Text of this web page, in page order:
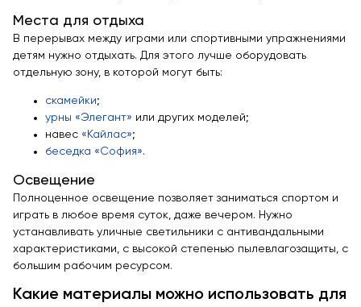
Места для отдыха
В перерывах между играми или спортивными упражнениями
детям нужно отдыхать. Для этого лучше оборудовать
отдельную зону, в которой могут быть:
скамейки;
урны «Элегант» или других моделей;
навес «Кайлас»;
беседка «София».
Освещение
Полноценное освещение позволяет заниматься спортом и
играть в любое время суток, даже вечером. Нужно
устанавливать уличные светильники с антивандальными
характеристиками, с высокой степенью пылевлагозащиты, с
большим рабочим ресурсом.
Какие материалы можно использовать для